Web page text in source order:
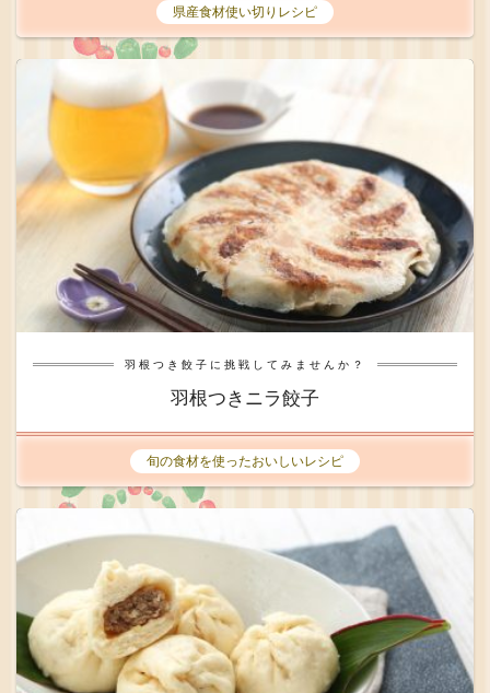
県産食材使い切りレシピ
羽根つき餃子に挑戦してみませんか？
羽根つきニラ餃子
旬の食材を使ったおいしいレシピ